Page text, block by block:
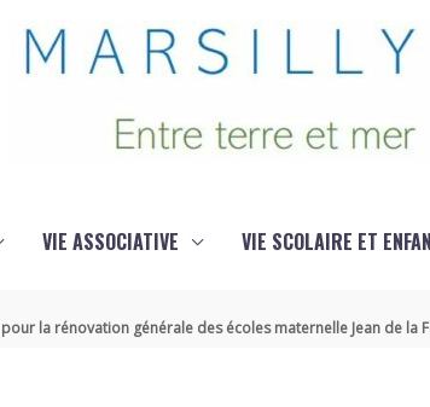
VIE ASSOCIATIVE VIE SCOLAIRE ET
la rénovation générale des écoles maternelle Jean de la